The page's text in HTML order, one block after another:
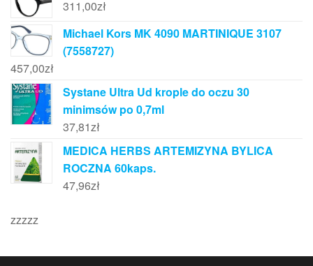
311,00zł
Michael Kors MK 4090 MARTINIQUE 3107
(7558727)
457,00zł
Systane Ultra Ud krople do oczu 30
minimsów po 0,7ml
37,81zł
MEDICA HERBS ARTEMIZYNA BYLICA
ROCZNA 60kaps.
47,96zł
zzzzz